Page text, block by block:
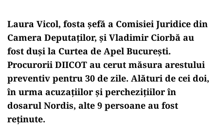
Laura Vicol, fosta șefă a Comisiei Juridice din
Camera Deputaților, și Vladimir Ciorbă au
fost duși la Curtea de Apel București.
Procurorii DIICOT au cerut măsura arestului
preventiv pentru 30 de zile. Alături de cei doi,
în urma acuzațiilor și perchezițiilor în
dosarul Nordis, alte 9 persoane au fost
reținute.